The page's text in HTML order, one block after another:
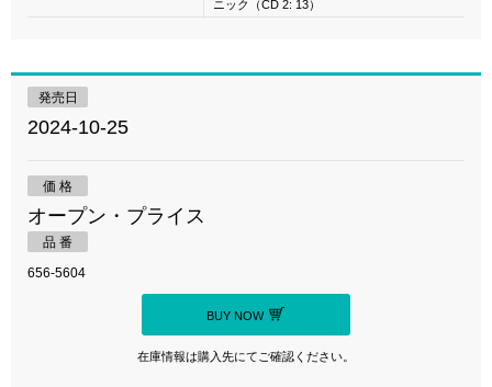
ニック（CD 2: 13）
発売日
2024-10-25
価 格
オープン・プライス
品 番
656-5604
BUY NOW
在庫情報は購入先にてご確認ください。